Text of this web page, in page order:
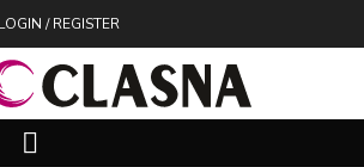
/ REGISTER